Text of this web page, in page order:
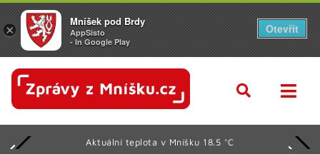
Aktuální teplota v Mníšku 18.5 °C
×
Mníšek pod Brdy
AppSisto
- In Google Play
Otevřít